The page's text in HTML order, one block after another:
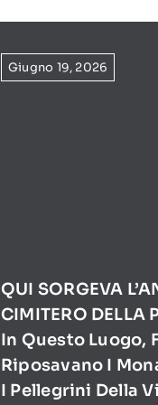
Giugno 19, 2026
QUI SORGEVA
CIMITERO DELLA
In Questo Luogo,
Riposavano I
I Pellegrini Della